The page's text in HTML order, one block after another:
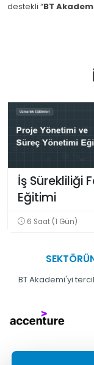
destekli “BT
İş Sürekliliği
Eğitimi
6 Saat (1 Gün)
BT Akademi'yi